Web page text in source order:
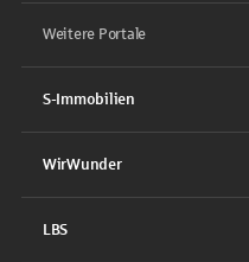
Weitere Portale
S-Immobilien
WirWunder
LBS